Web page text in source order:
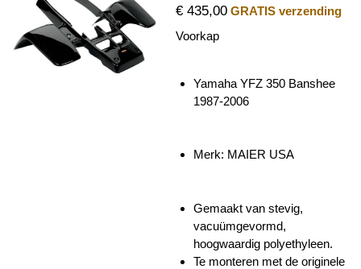
€ 435,00 GRATIS verzending
Voorkap
Yamaha YFZ 350 Banshee
1987-2006
Merk: MAIER USA
Gemaakt van stevig,
vacuümgevormd,
hoogwaardig polyethyleen.
Te monteren met de originele